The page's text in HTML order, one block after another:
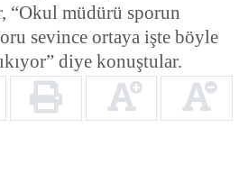
“Okul müdürü sporun
sevince ortaya işte böyle
diye konuştular.